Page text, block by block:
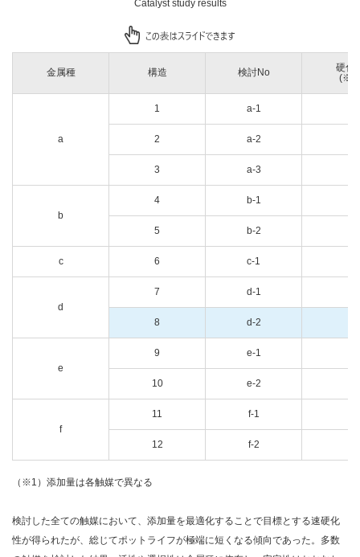
Catalyst study results
金属種 構造 検討No
硬化
(※1)
a
1 a-1
2 a-2
3 a-3
b
4 b-1
5 b-2
c 6 c-1
d
7 d-1
8 d-2
e
9 e-1
10 e-2
f
11 f-1
12 f-2
（※1）添加量は各触媒で異なる
検討した全ての触媒において、添加量を最適化することで目標とする速硬化
性が得られたが、総じてポットライフが極端に短くなる傾向であった。多数